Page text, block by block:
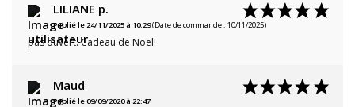
LILIANE p.
Publié le 24/11/2025 à 10:29(Date de commande : 10/11/2025)
pas ouvert. Cadeau de Noël!
Maud
Publié le 09/09/2020 à 22:47